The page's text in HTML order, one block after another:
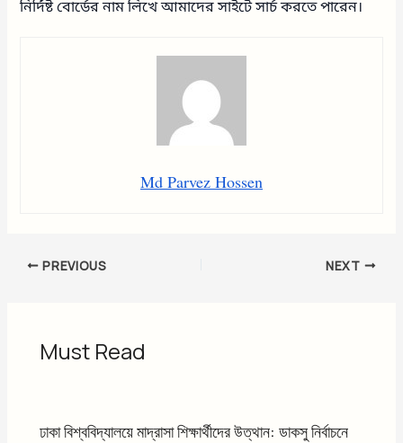
নির্দিষ্ট বোর্ডের নাম লিখে আমাদের সাইটে সার্চ করতে পারেন।
Md Parvez Hossen
PREVIOUS NEXT
Must Read
ঢাকা বিশ্ববিদ্যালয়ে মাদ্রাসা শিক্ষার্থীদের উত্থান: ডাকসু নির্বাচনে